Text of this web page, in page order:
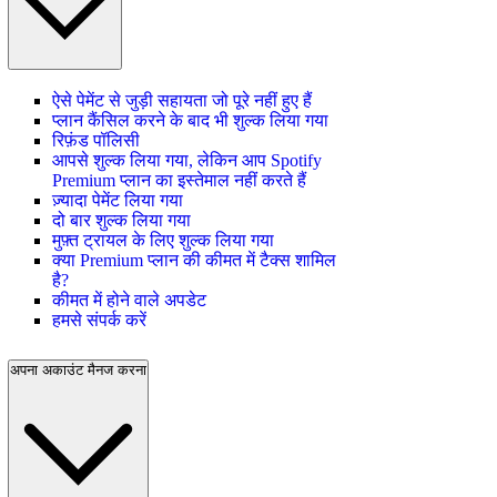
ऐसे पेमेंट से जुड़ी सहायता जो पूरे नहीं हुए हैं
प्लान कैंसिल करने के बाद भी शुल्क लिया गया
रिफ़ंड पॉलिसी
आपसे शुल्क लिया गया, लेकिन आप Spotify
Premium प्लान का इस्तेमाल नहीं करते हैं
ज़्यादा पेमेंट लिया गया
दो बार शुल्क लिया गया
मुफ़्त ट्रायल के लिए शुल्क लिया गया
क्या Premium प्लान की कीमत में टैक्स शामिल
है?
कीमत में होने वाले अपडेट
हमसे संपर्क करें
अपना अकाउंट मैनज करना